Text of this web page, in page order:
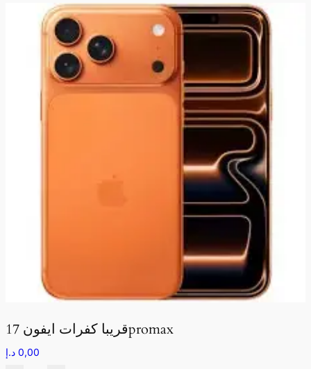
قريبا كفرات ايفون 17promax
0,00 د.إ